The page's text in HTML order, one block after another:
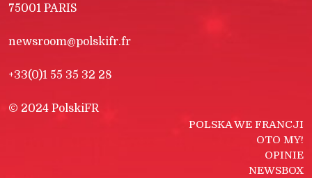
75001 PARIS
newsroom@polskifr.fr
+33(0)1 55 35 32 28
© 2024 PolskiFR
POLSKA WE FRANCJI
OTO MY!
OPINIE
NEWSBOX